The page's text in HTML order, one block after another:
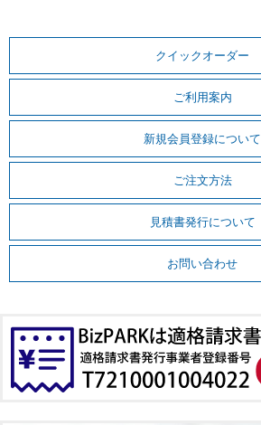
クイックオーダー
ご利用案内
新規会員登録について
ご注文方法
見積書発行について
お問い合わせ